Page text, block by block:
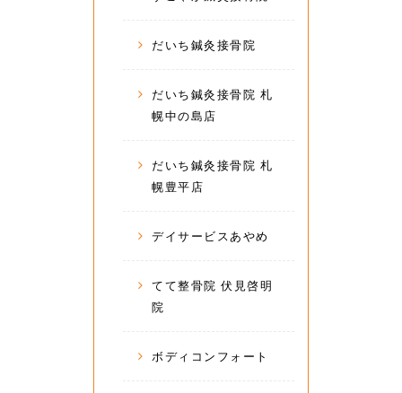
だいち鍼灸接骨院
だいち鍼灸接骨院 札
幌中の島店
だいち鍼灸接骨院 札
幌豊平店
デイサービスあやめ
てて整骨院 伏見啓明
院
ボディコンフォート